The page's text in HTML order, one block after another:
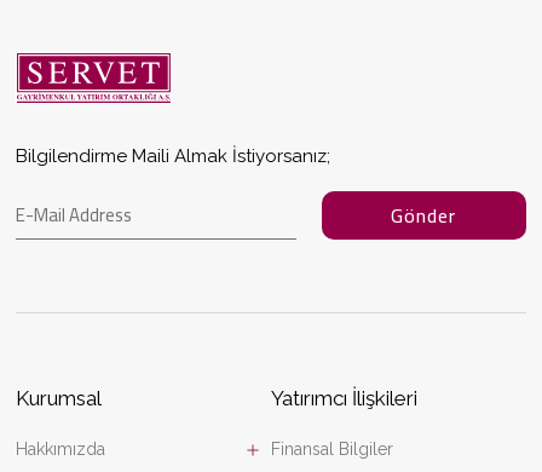
Bilgilendirme Maili Almak İstiyorsanız;
Gönder
Kurumsal
Hakkımızda
Yatırımcı İlişkileri
Finansal Bilgiler